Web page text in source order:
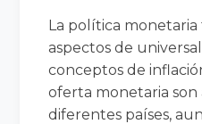
La política
aspectos de
conceptos de
oferta monetaria son
diferentes países,